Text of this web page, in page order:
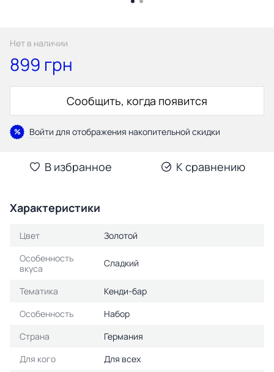
Нет в наличии
899 грн
Сообщить, когда появится
% Войти для отображения накопительной скидки
В избранное К сравнению
Характеристики
Цвет
Золотой
Особенность
вкуса
Сладкий
Тематика
Кенди-бар
Особенность
Набор
Страна
Германия
Для кого
Для всех